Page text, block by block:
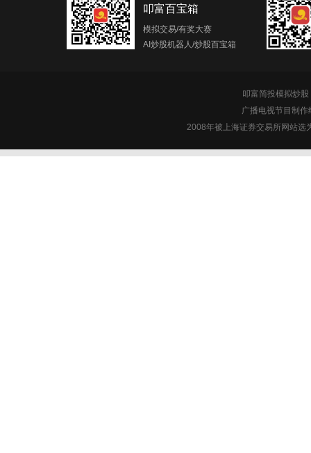
叩富百宝箱
模拟交易/有奖大赛
AI炒股机器人/炒股百宝箱
叩富简投模拟炒
广播电视节目制
2008年被上海证券交易所网站选